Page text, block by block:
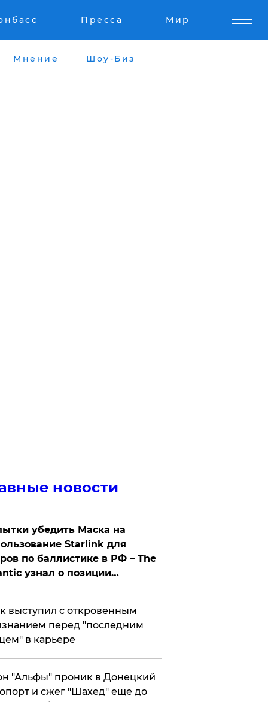
Пресса Мир
Мнение Шоу-Биз
новости
убедить Маска на
Starlink для
по баллистике в РФ – The
узнал о позиции
выступил с откровенным
перед "последним
в карьере
"Альфы" проник в Донецкий
и сжег "Шахед" еще до